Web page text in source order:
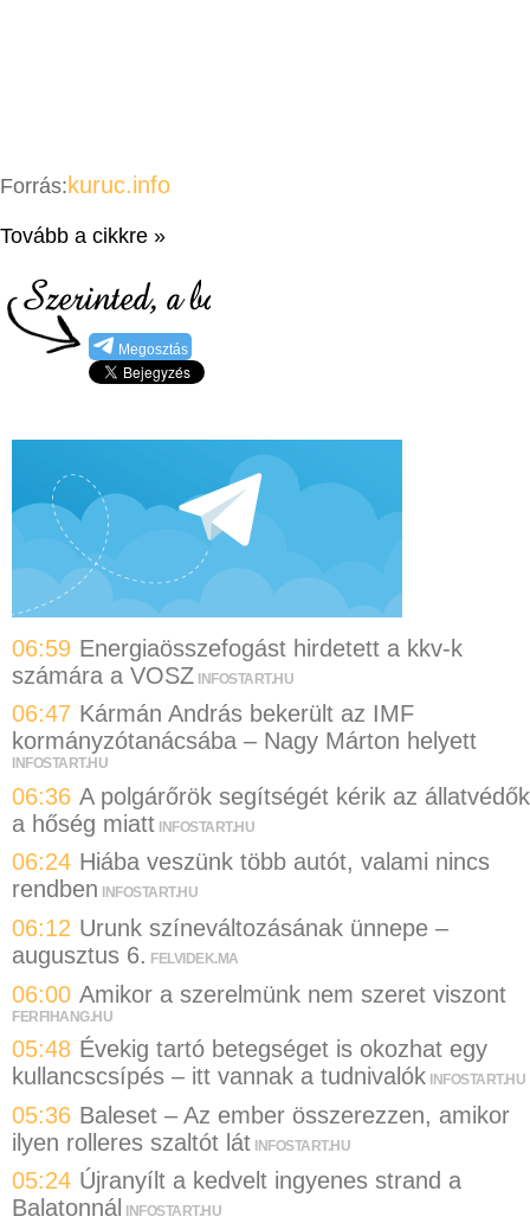
Forrás: kuruc.info
Tovább a cikkre »
Megosztás
06:59 Energiaösszefogást hirdetett a kkv-k
számára a VOSZ INFOSTART.HU
06:47 Kármán András bekerült az IMF
kormányzótanácsába – Nagy Márton helyett
INFOSTART.HU
06:36 A polgárőrök segítségét kérik az állatvédők
a hőség miatt INFOSTART.HU
06:24 Hiába veszünk több autót, valami nincs
rendben
INFOSTART.HU
06:12 Urunk színeváltozásának ünnepe –
augusztus 6. FELVIDEK.MA
06:00 Amikor a szerelmünk nem szeret viszont
FERFIHANG.HU
05:48 Évekig tartó betegséget is okozhat egy
kullancscsípés – itt vannak a tudnivalók INFOSTART.HU
05:36 Baleset – Az ember összerezzen, amikor
ilyen rolleres szaltót lát INFOSTART.HU
05:24 Újranyílt a kedvelt ingyenes strand a
Balatonnál
INFOSTART.HU